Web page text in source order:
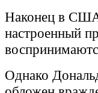
Наконец в США
настроенный
Однако